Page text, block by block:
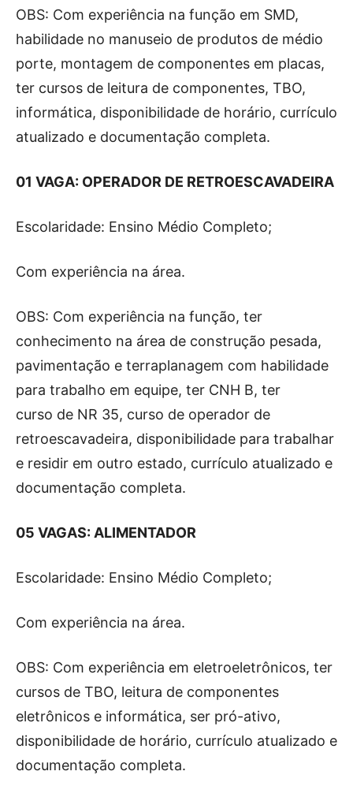
OBS: Com experiência na função em SMD,
habilidade no manuseio de produtos de médio
porte, montagem de componentes em placas,
ter cursos de leitura de componentes, TBO,
informática, disponibilidade de horário, currículo
atualizado e documentação completa.
01 VAGA: OPERADOR DE RETROESCAVADEIRA
Escolaridade: Ensino Médio Completo;
Com experiência na área.
OBS: Com experiência na função, ter
conhecimento na área de construção pesada,
pavimentação e terraplanagem com habilidade
para trabalho em equipe, ter CNH B, ter
curso de NR 35, curso de operador de
retroescavadeira, disponibilidade para trabalhar
e residir em outro estado, currículo atualizado e
documentação completa.
05 VAGAS: ALIMENTADOR
Escolaridade: Ensino Médio Completo;
Com experiência na área.
OBS: Com experiência em eletroeletrônicos, ter
cursos de TBO, leitura de componentes
eletrônicos e informática, ser pró-ativo,
disponibilidade de horário, currículo atualizado e
documentação completa.